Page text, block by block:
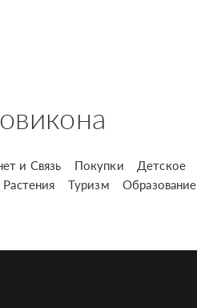
и Связь Покупки Детское
Туризм Образование